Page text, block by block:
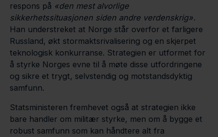
respons på «den mest alvorlige
sikkerhetssituasjonen siden andre verdenskrig».
Han understreket at Norge står overfor et farligere
Russland, økt stormaktsrivalisering og en skjerpet
teknologisk konkurranse. Strategien er utformet for
å styrke Norges evne til å møte disse utfordringene
og sikre et trygt, selvstendig og motstandsdyktig
samfunn.
Statsministeren fremhevet også at strategien ikke
bare handler om militær styrke, men om å bygge et
robust samfunn som kan håndtere alt fra